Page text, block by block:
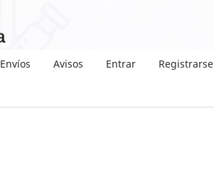
Envíos Avisos Entrar Registrarse